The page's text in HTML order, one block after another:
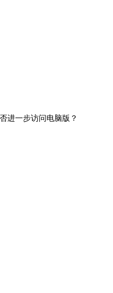
进一步访问电脑版？